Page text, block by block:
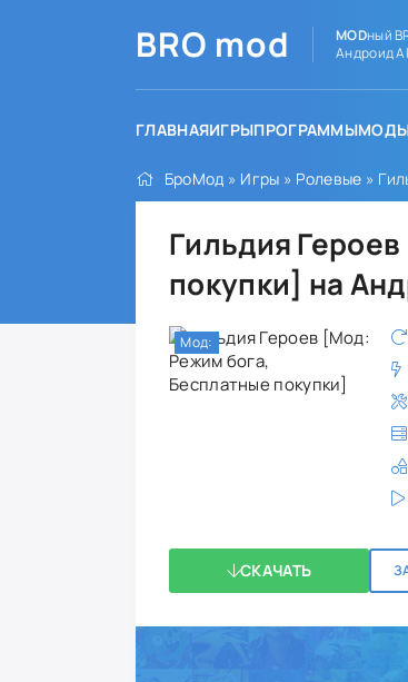
BRO mod MODный
Андроид
ГЛАВНАЯИГРЫПРОГРАММЫ
БроМод » Игры » Ролевые »
Гильдия
покупки] на
СКАЧАТЬ
Мод: